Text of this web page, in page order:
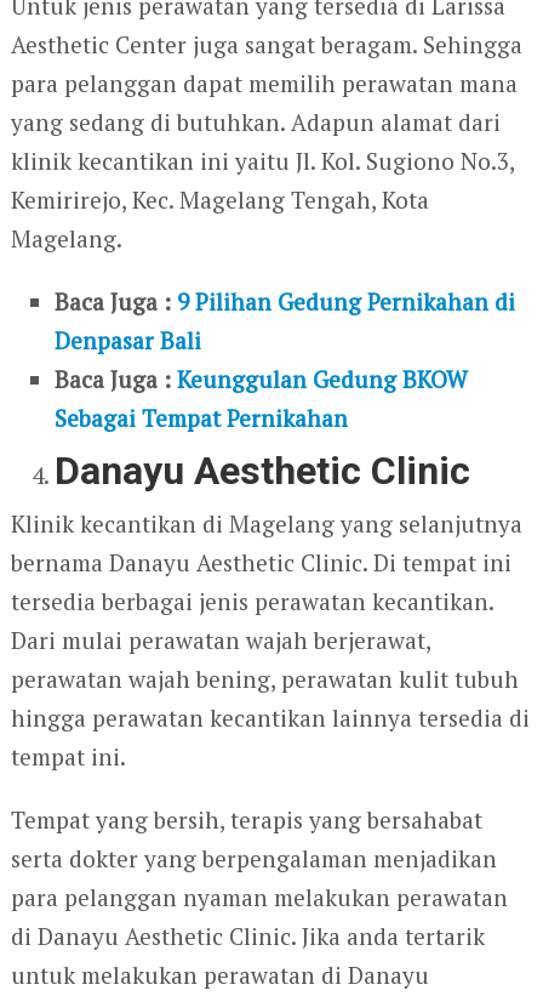
Aesthetic Center juga sangat beragam. Sehingga
para pelanggan dapat memilih perawatan mana
yang sedang di butuhkan. Adapun alamat dari
klinik kecantikan ini yaitu Jl. Kol. Sugiono No.3,
Kemirirejo, Kec. Magelang Tengah, Kota
Magelang.
Baca Juga : 9 Pilihan Gedung Pernikahan di
Denpasar Bali
Baca Juga :Keunggulan Gedung BKOW
Sebagai Tempat Pernikahan
Danayu Aesthetic Clinic
Klinik kecantikan di Magelang yang selanjutnya
bernama Danayu Aesthetic Clinic. Di tempat ini
tersedia berbagai jenis perawatan kecantikan.
Dari mulai perawatan wajah berjerawat,
perawatan wajah bening, perawatan kulit tubuh
hingga perawatan kecantikan lainnya tersedia di
tempat ini.
Tempat yang bersih, terapis yang bersahabat
serta dokter yang berpengalaman menjadikan
para pelanggan nyaman melakukan perawatan
di Danayu Aesthetic Clinic. Jika anda tertarik
untuk melakukan perawatan di Danayu